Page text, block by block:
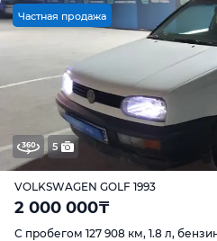
Частная продажа
5
VOLKSWAGEN GOLF 1993
2 000 000₸
С пробегом 127 908 км, 1.8 л,